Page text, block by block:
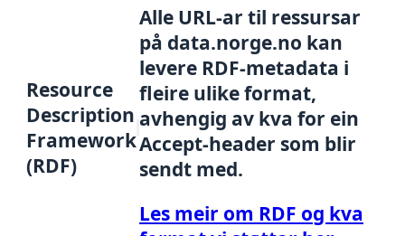
Resource
Description
Framework
(RDF)
Alle URL-ar til ressursar
på data.norge.no kan
levere RDF-metadata i
fleire ulike format,
avhengig av kva for ein
Accept-header som blir
sendt med.
Les meir om RDF og kva